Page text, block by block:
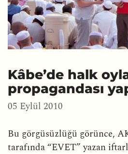
Kâbe’de halk
propagandası
05 Eylül 2010
Bu görgüsüzlüğü görünce,
tarafında “EVET” yazan